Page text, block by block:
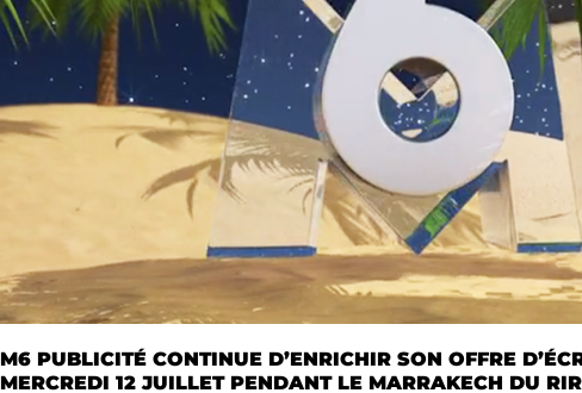
M6 PUBLICITÉ CONTINUE D’ENRICHIR SON OFFRE
MERCREDI 12 JUILLET PENDANT LE MARRAKECH DU